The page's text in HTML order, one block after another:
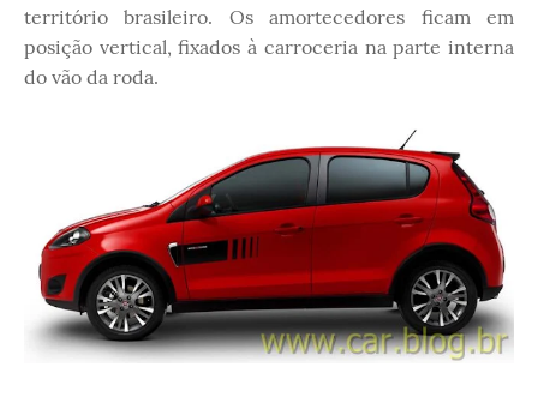
território brasileiro. Os amortecedores ficam em
posição vertical, fixados à carroceria na parte interna
do vão da roda.